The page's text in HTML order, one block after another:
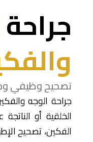
جراحة
تصحيح وظيفي
جراحة الوجه
الخلقية أو
الفكين، تصحيح